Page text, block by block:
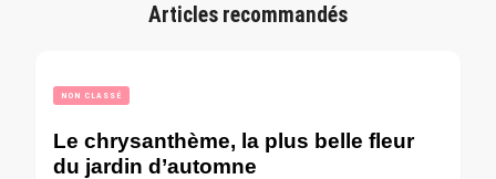
Articles recommandés
NON CLASSÉ
Le chrysanthème, la plus belle fleur
du jardin d’automne